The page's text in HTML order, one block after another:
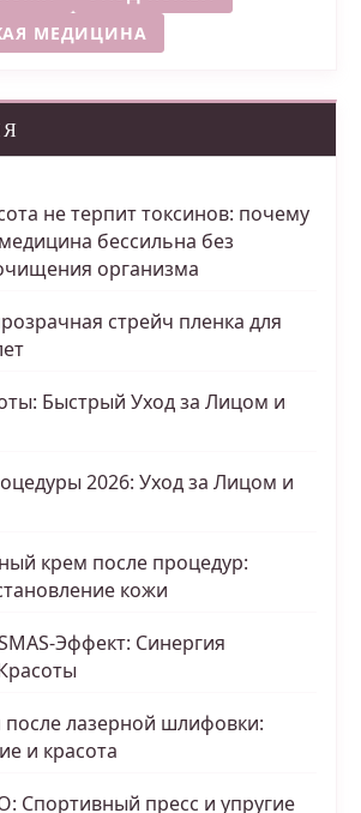
МЕДИЦИНА
не терпит токсинов: почему
бессильна без
организма
стрейч пленка для
Быстрый Уход за Лицом и
2026: Уход за Лицом и
крем после процедур:
кожи
Эффект: Синергия
после лазерной шлифовки:
и красота
Спортивный пресс и упругие